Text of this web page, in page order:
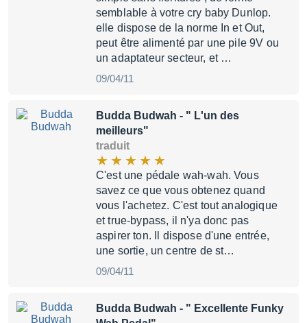
semblable à votre cry baby Dunlop.
elle dispose de la norme In et Out,
peut être alimenté par une pile 9V ou
un adaptateur secteur, et …
09/04/11
Budda Budwah - " L'un des
meilleurs"
traduit
C'est une pédale wah-wah. Vous
savez ce que vous obtenez quand
vous l'achetez. C'est tout analogique
et true-bypass, il n'ya donc pas
aspirer ton. Il dispose d'une entrée,
une sortie, un centre de st…
09/04/11
Budda Budwah - " Excellente Funky